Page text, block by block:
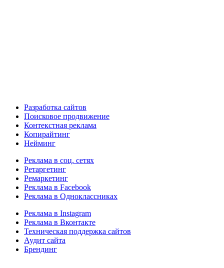
Разработка сайтов
Поисковое продвижение
Контекстная реклама
Копирайтинг
Нейминг
Реклама в соц. сетях
Ретаргетинг
Ремаркетинг
Реклама в Facebook
Реклама в Одноклассниках
Реклама в Instagram
Реклама в Вконтакте
Техническая поддержка сайтов
Аудит сайта
Брендинг